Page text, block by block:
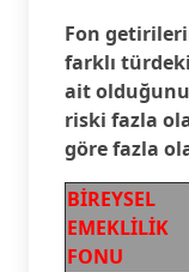
Fon
farklı
ait
riski fazla
göre fazla
BİREYSEL
EMEKLİLİK
FONU